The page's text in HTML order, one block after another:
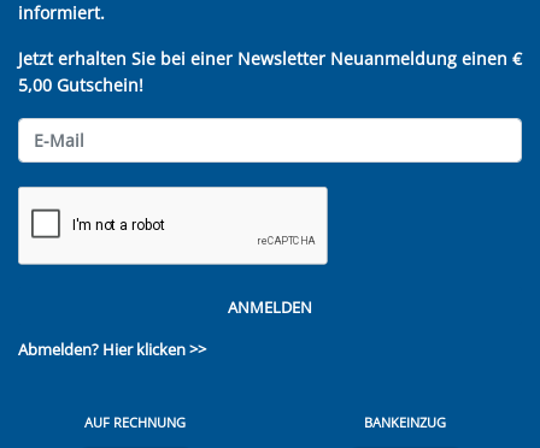
informiert.
Jetzt erhalten Sie bei einer Newsletter Neuanmeldung einen €
5,00 Gutschein!
ANMELDEN
Abmelden? Hier klicken >>
AUF RECHNUNG BANKEINZUG